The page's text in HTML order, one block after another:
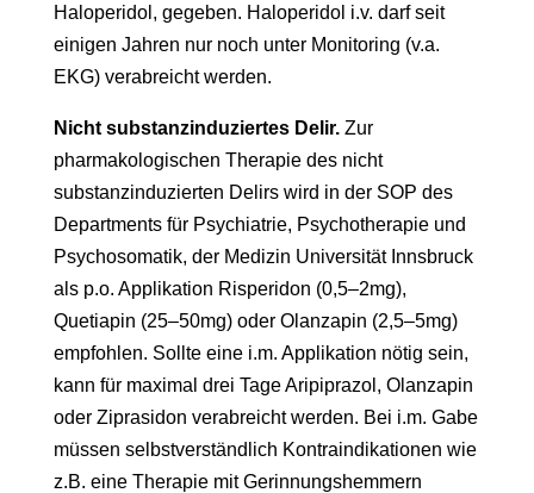
Haloperidol, gegeben. Haloperidol i.v. darf seit
einigen Jahren nur noch unter Monitoring (v.a.
EKG) verabreicht werden.
Nicht substanzinduziertes Delir.Zur
pharmakologischen Therapie des nicht
substanzinduzierten Delirs wird in der SOP des
Departments für Psychiatrie, Psychotherapie und
Psychosomatik, der Medizin Universität Innsbruck
als p.o. Applikation Risperidon (0,5–2mg),
Quetiapin (25–50mg) oder Olanzapin (2,5–5mg)
empfohlen. Sollte eine i.m. Applikation nötig sein,
kann für maximal drei Tage Aripiprazol, Olanzapin
oder Ziprasidon verabreicht werden. Bei i.m. Gabe
müssen selbstverständlich Kontraindikationen wie
z.B. eine Therapie mit Gerinnungshemmern